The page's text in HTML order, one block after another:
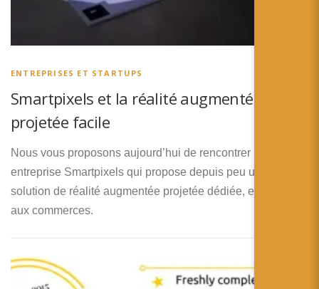
ENTREPRISES ET STARTUPS
Smartpixels et la réalité augmentée
projetée facile
Nous vous proposons aujourd’hui de rencontrer la jeune
entreprise Smartpixels qui propose depuis peu une
solution de réalité augmentée projetée dédiée, en partie,
aux commerces.